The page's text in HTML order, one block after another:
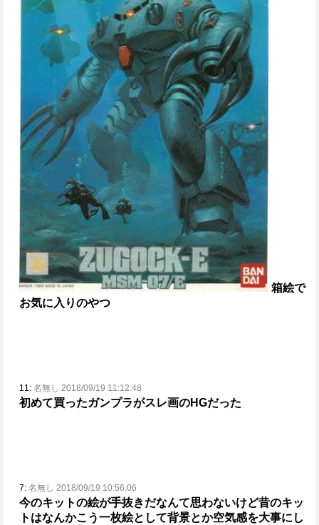
箱絵で
お気に入りのやつ
11: 名無し 2018/09/19 11:12:48
初めて買ったガンプラがスレ画のHGだった
7: 名無し 2018/09/19 10:56:06
今のキットの絵が手抜きだなんて思わないけど昔のキッ
トはなんかこう一枚絵として背景とか空気感を大事にし